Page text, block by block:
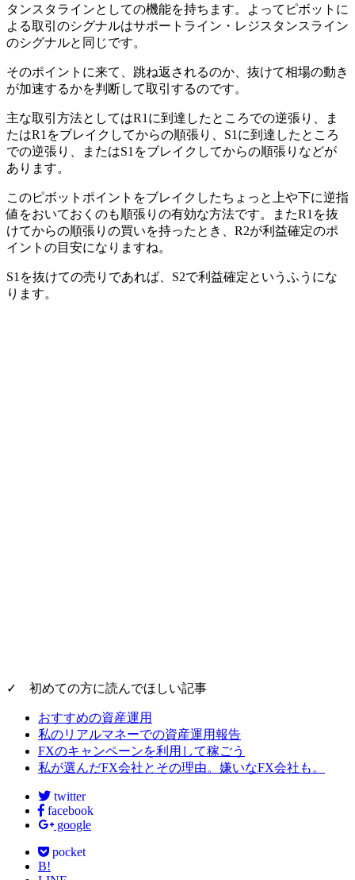
タンスタラインとしての機能を持ちます。よってピボットに
よる取引のシグナルはサポートライン・レジスタンスライン
のシグナルと同じです。
そのポイントに来て、跳ね返されるのか、抜けて相場の動き
が加速するかを判断して取引するのです。
主な取引方法としてはR1に到達したところでの逆張り、ま
たはR1をブレイクしてからの順張り、S1に到達したところ
での逆張り、またはS1をブレイクしてからの順張りなどが
あります。
このピボットポイントをブレイクしたちょっと上や下に逆指
値をおいておくのも順張りの有効な方法です。またR1を抜
けてからの順張りの買いを持ったとき、R2が利益確定のポ
イントの目安になりますね。
S1を抜けての売りであれば、S2で利益確定というふうにな
ります。
✓ 初めての方に読んでほしい記事
おすすめの資産運用
私のリアルマネーでの資産運用報告
FXのキャンペーンを利用して稼ごう
私が選んだFX会社とその理由。嫌いなFX会社も。
twitter
facebook
google
pocket
B!